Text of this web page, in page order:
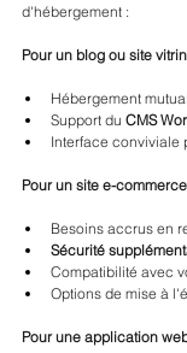
d'hébergement :
Pour un blog ou site
Hébergement
Support du CMS
Interface conviviale
Pour un site e-
Besoins accrus en
Sécurité
Compatibilité avec
Options de mise à
Pour une application